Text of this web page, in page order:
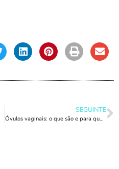
SEGUINTE
Óvulos vaginais: o que são e para que servem?